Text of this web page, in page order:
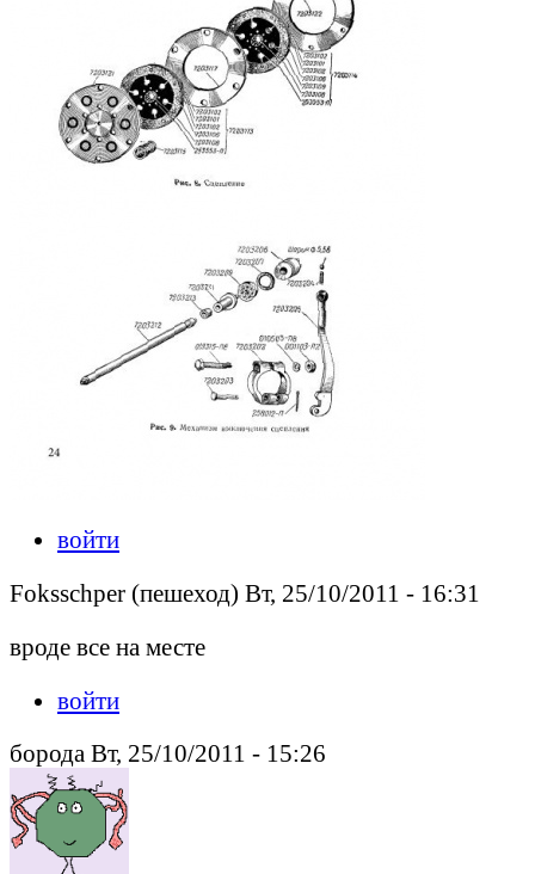
войти
Foksschper (пешеход) Вт, 25/10/2011 - 16:31
вроде все на месте
войти
борода Вт, 25/10/2011 - 15:26